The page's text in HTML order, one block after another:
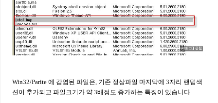
Win32/Parite 에 감염된 파일은, 기존 정상파일 마지막에 3자리 랜덤색
션이 추가되고 파일크기가 약 3배정도 증가하는 특징이 있습니다.